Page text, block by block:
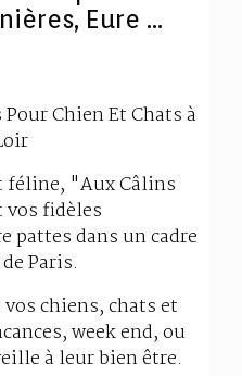
Eure ...
Chien Et Chats à
féline, "Aux Câlins
fidèles
pattes dans un cadre
Paris.
chiens, chats et
week end, ou
à leur bien être.